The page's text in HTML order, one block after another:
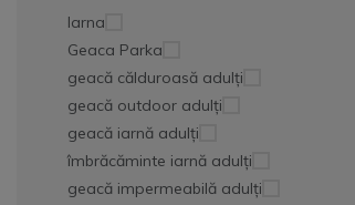
Iarna
Geaca Parka
geacă călduroasă adulți
geacă outdoor adulți
geacă iarnă adulți
îmbrăcăminte iarnă adulți
geacă impermeabilă adulți